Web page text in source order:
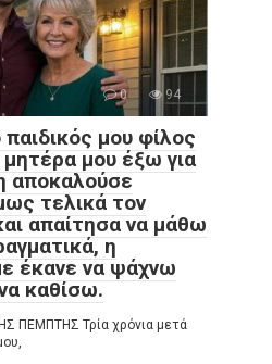
0 94
μου φίλος
μου έξω για
αποκαλούσε
τελικά τον
απαίτησα να μάθω
η
έκανε να ψάχνω
καθίσω.
ΠΕΜΠΤΗΣ Τρία χρόνια μετά